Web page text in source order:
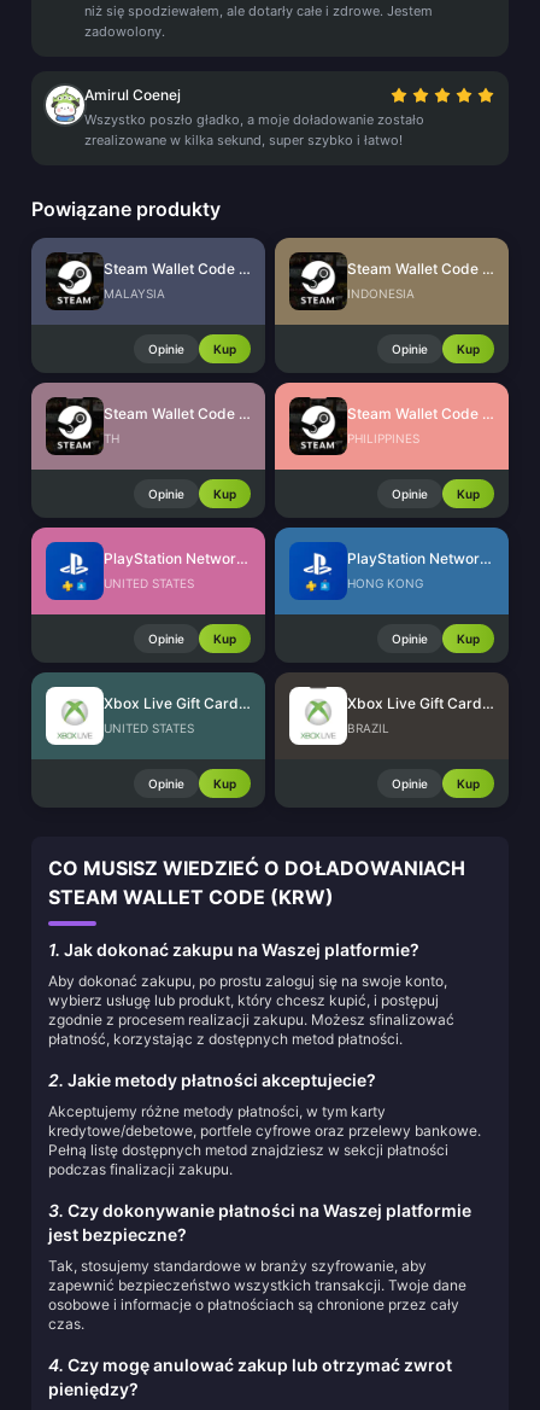
niż się spodziewałem, ale dotarły całe i zdrowe. Jestem
zadowolony.
Amirul Coenej
Wszystko poszło gładko, a moje doładowanie zostało
zrealizowane w kilka sekund, super szybko i łatwo!
Powiązane produkty
Steam Wallet Code (MYR)
MALAYSIA
Opinie Kup
Steam Wallet Code (IDR)
INDONESIA
Opinie Kup
Steam Wallet Code (THB)
TH
Opinie Kup
Steam Wallet Code (PHP)
PHILIPPINES
Opinie Kup
PlayStation Network Card (US)
UNITED STATES
Opinie Kup
PlayStation Network Card (HK)
HONG KONG
Opinie Kup
Xbox Live Gift Card (US)
UNITED STATES
Opinie Kup
Xbox Live Gift Card (BR)
BRAZIL
Opinie Kup
CO MUSISZ WIEDZIEĆ O DOŁADOWANIACH
STEAM WALLET CODE (KRW)
1. Jak dokonać zakupu na Waszej platformie?
Aby dokonać zakupu, po prostu zaloguj się na swoje konto,
wybierz usługę lub produkt, który chcesz kupić, i postępuj
zgodnie z procesem realizacji zakupu. Możesz sfinalizować
płatność, korzystając z dostępnych metod płatności.
2. Jakie metody płatności akceptujecie?
Akceptujemy różne metody płatności, w tym karty
kredytowe/debetowe, portfele cyfrowe oraz przelewy bankowe.
Pełną listę dostępnych metod znajdziesz w sekcji płatności
podczas finalizacji zakupu.
3. Czy dokonywanie płatności na Waszej platformie
jest bezpieczne?
Tak, stosujemy standardowe w branży szyfrowanie, aby
zapewnić bezpieczeństwo wszystkich transakcji. Twoje dane
osobowe i informacje o płatnościach są chronione przez cały
czas.
4. Czy mogę anulować zakup lub otrzymać zwrot
pieniędzy?